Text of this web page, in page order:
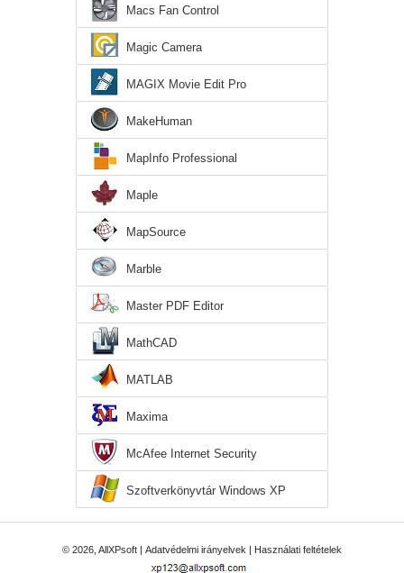
Macs Fan Control
Magic Camera
MAGIX Movie Edit Pro
MakeHuman
MapInfo Professional
Maple
MapSource
Marble
Master PDF Editor
MathCAD
MATLAB
Maxima
McAfee Internet Security
Szoftverkönyvtár Windows XP
© 2026, AllXPsoft | Adatvédelmi irányelvek | Használati feltételek